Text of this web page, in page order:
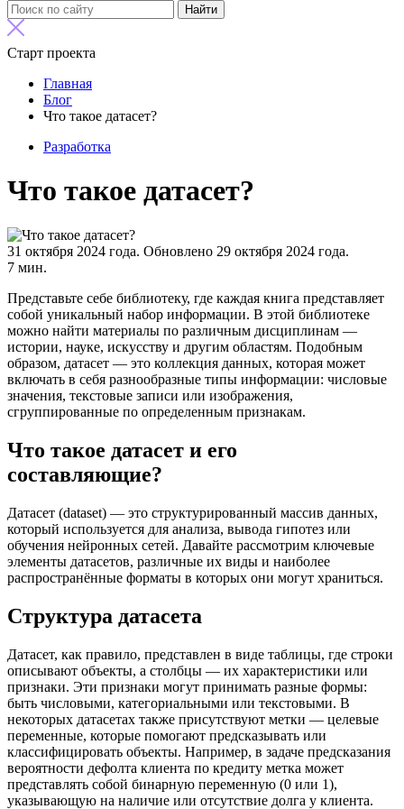
Найти
Старт проекта
Главная
Блог
Что такое датасет?
Разработка
Что такое датасет?
31 октября 2024 года. Обновлено 29 октября 2024 года.
7 мин.
Представьте себе библиотеку, где каждая книга представляет
собой уникальный набор информации. В этой библиотеке
можно найти материалы по различным дисциплинам —
истории, науке, искусству и другим областям. Подобным
образом, датасет — это коллекция данных, которая может
включать в себя разнообразные типы информации: числовые
значения, текстовые записи или изображения,
сгруппированные по определенным признакам.
Что такое датасет и его
составляющие?
Датасет (dataset) — это структурированный массив данных,
который используется для анализа, вывода гипотез или
обучения нейронных сетей. Давайте рассмотрим ключевые
элементы датасетов, различные их виды и наиболее
распространённые форматы в которых они могут храниться.
Структура датасета
Датасет, как правило, представлен в виде таблицы, где строки
описывают объекты, а столбцы — их характеристики или
признаки. Эти признаки могут принимать разные формы:
быть числовыми, категориальными или текстовыми. В
некоторых датасетах также присутствуют метки — целевые
переменные, которые помогают предсказывать или
классифицировать объекты. Например, в задаче предсказания
вероятности дефолта клиента по кредиту метка может
представлять собой бинарную переменную (0 или 1),
указывающую на наличие или отсутствие долга у клиента.